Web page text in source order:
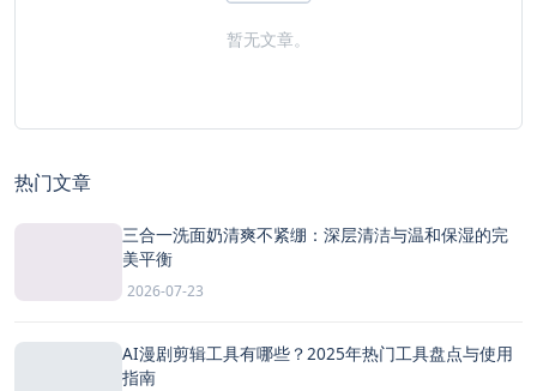
暂无文章。
热门文章
三合一洗面奶清爽不紧绷：深层清洁与温和保湿的完
美平衡
2026-07-23
AI漫剧剪辑工具有哪些？2025年热门工具盘点与使用
指南